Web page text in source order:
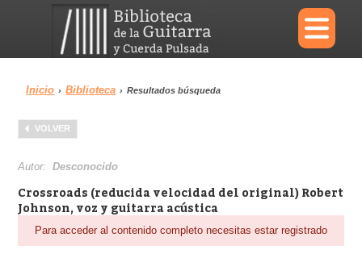
×
Menu
Biblioteca
Área personal Reproductor
Inicio › Biblioteca › Resultados búsqueda
VOLVER
Autor:Desconocido
Crossroads (reducida velocidad del original) Robert
Johnson, voz y guitarra acústica
Para acceder al contenido completo necesitas estar registrado